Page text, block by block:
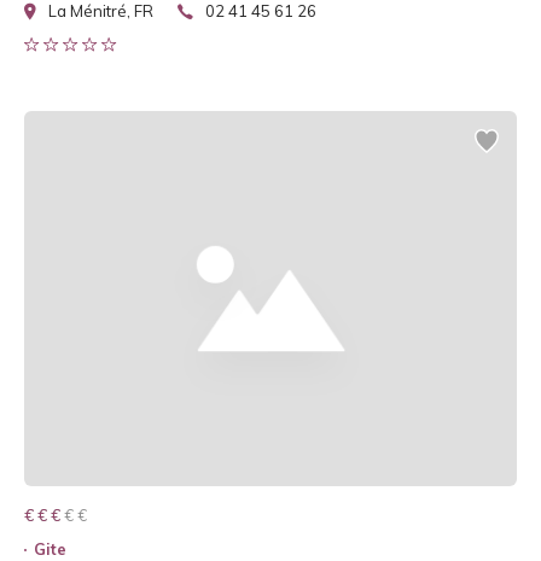
La Ménitré, FR 02 41 45 61 26
€ € € € €
€ € €
Gite